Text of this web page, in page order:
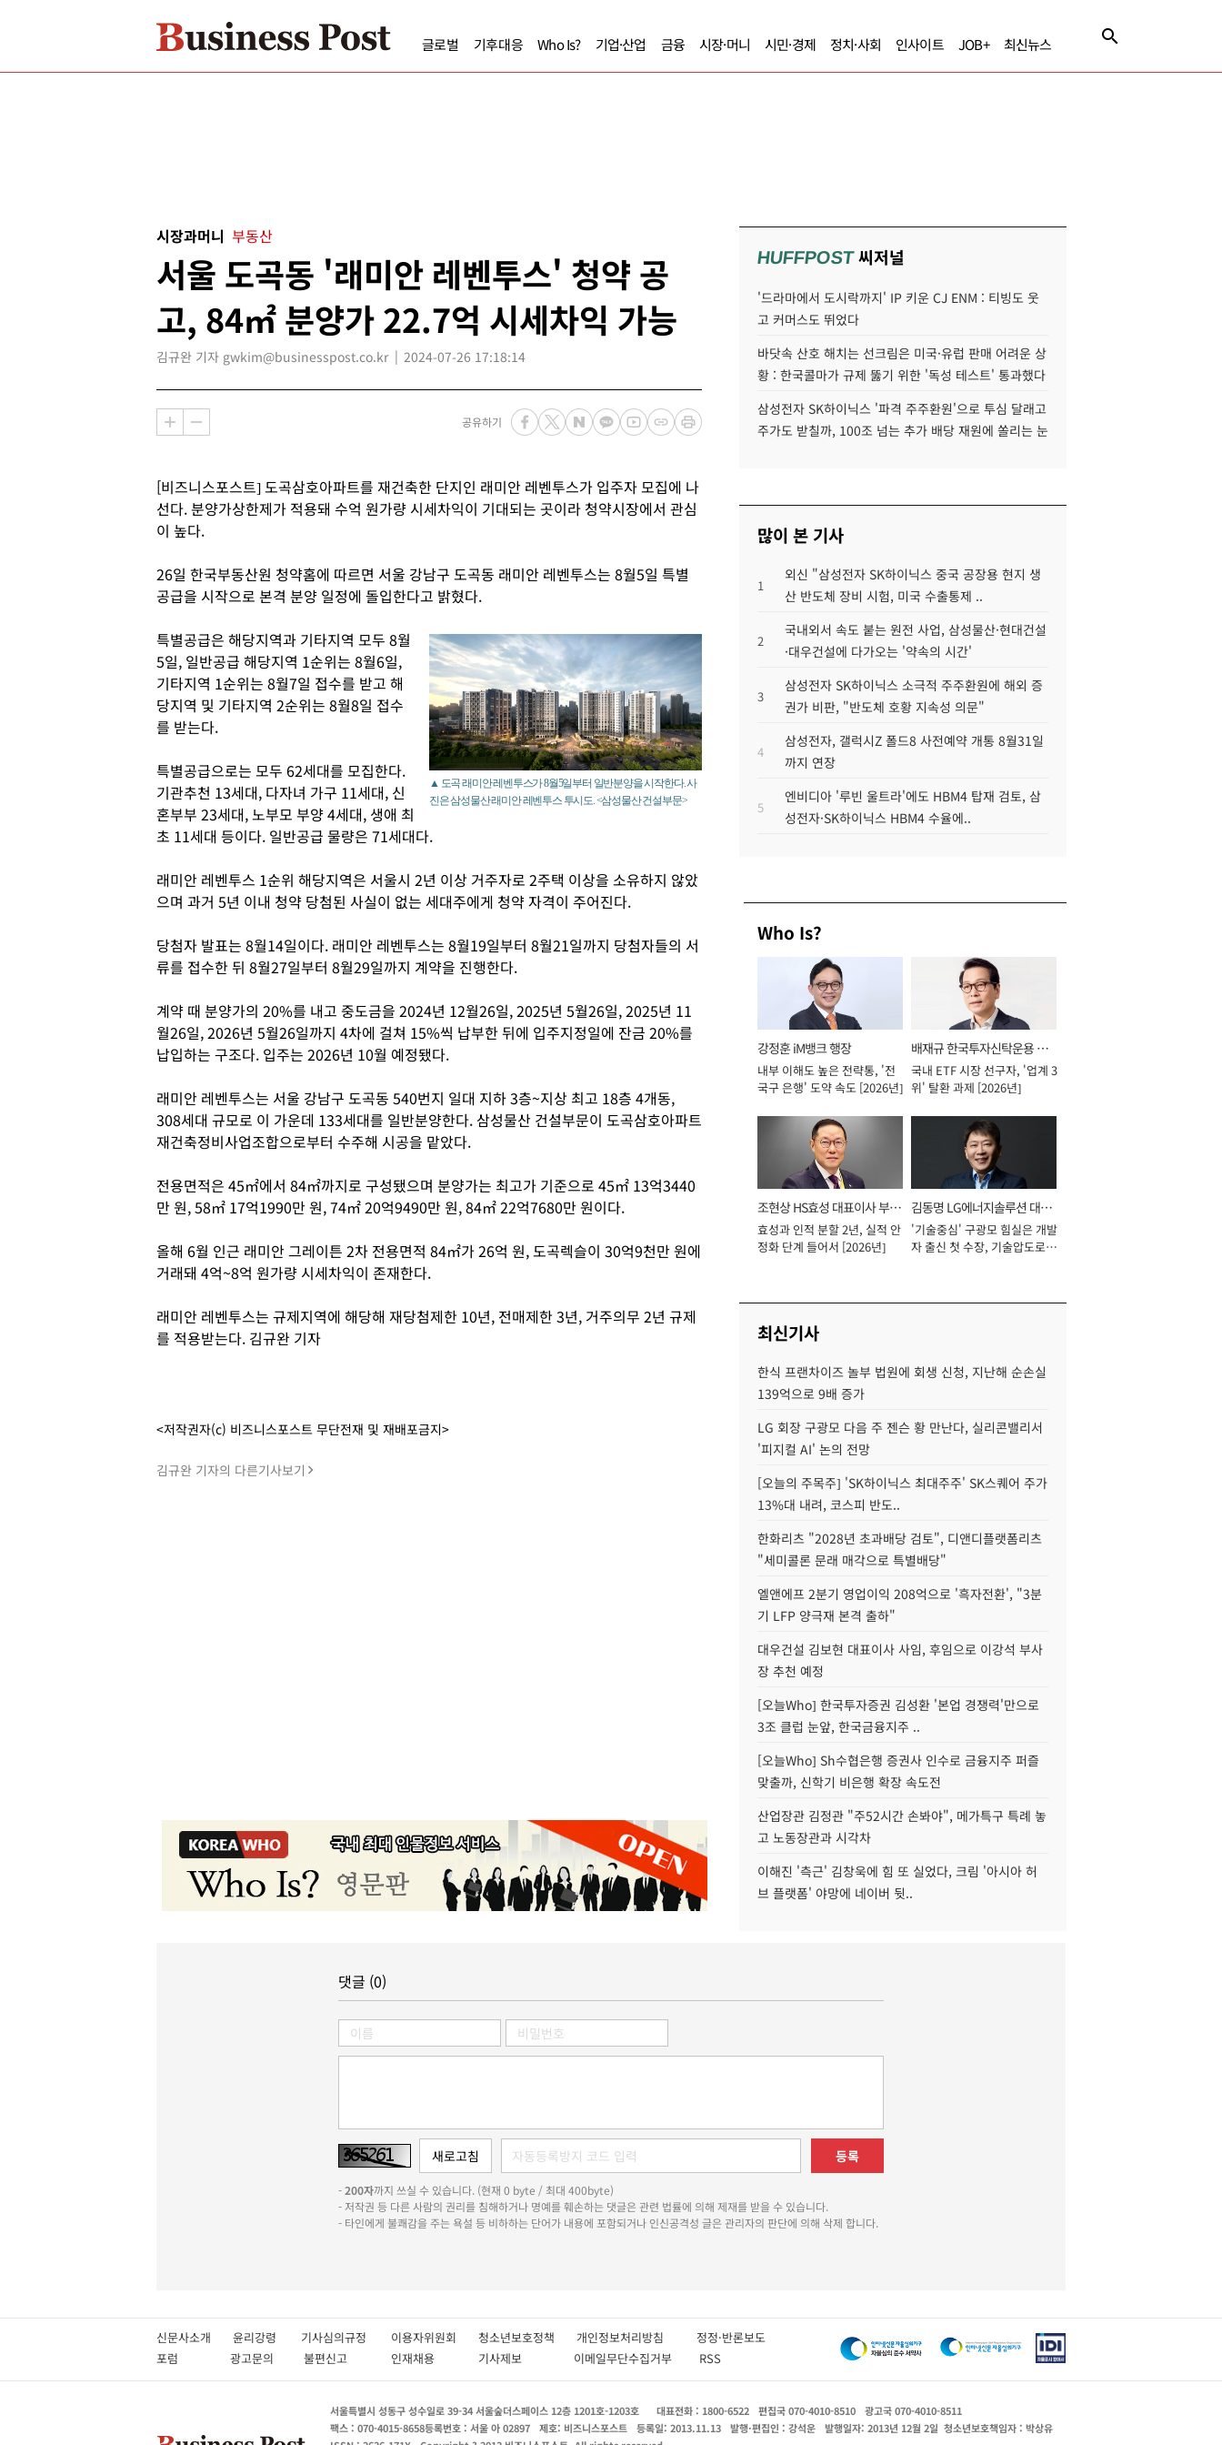
글로벌 기후대응 Who Is? 기업·산업 금융 시장·머니 시민·경제 정치·사회 인사이트 JOB+ 최신뉴스
시장과머니 부동산
서울 도곡동 '래미안 레벤투스' 청약 공
고, 84㎡ 분양가 22.7억 시세차익 가능
김규완 기자 gwkim@businesspost.co.kr 2024-07-26 17:18:14
공유하기
[비즈니스포스트] 도곡삼호아파트를 재건축한 단지인 래미안 레벤투스가 입주자 모집에 나
선다. 분양가상한제가 적용돼 수억 원가량 시세차익이 기대되는 곳이라 청약시장에서 관심
이 높다.
26일 한국부동산원 청약홈에 따르면 서울 강남구 도곡동 래미안 레벤투스는 8월5일 특별
공급을 시작으로 본격 분양 일정에 돌입한다고 밝혔다.
▲ 도곡 래미안 레벤투스가 8월5일부터 일반분양을 시작한다. 사
진은 삼성물산 래미안 레벤투스 투시도. <삼성물산 건설부문>
특별공급은 해당지역과 기타지역 모두 8월
5일, 일반공급 해당지역 1순위는 8월6일,
기타지역 1순위는 8월7일 접수를 받고 해
당지역 및 기타지역 2순위는 8월8일 접수
를 받는다.
특별공급으로는 모두 62세대를 모집한다.
기관추천 13세대, 다자녀 가구 11세대, 신
혼부부 23세대, 노부모 부양 4세대, 생애 최
초 11세대 등이다. 일반공급 물량은 71세대다.
래미안 레벤투스 1순위 해당지역은 서울시 2년 이상 거주자로 2주택 이상을 소유하지 않았
으며 과거 5년 이내 청약 당첨된 사실이 없는 세대주에게 청약 자격이 주어진다.
당첨자 발표는 8월14일이다. 래미안 레벤투스는 8월19일부터 8월21일까지 당첨자들의 서
류를 접수한 뒤 8월27일부터 8월29일까지 계약을 진행한다.
계약 때 분양가의 20%를 내고 중도금을 2024년 12월26일, 2025년 5월26일, 2025년 11
월26일, 2026년 5월26일까지 4차에 걸쳐 15%씩 납부한 뒤에 입주지정일에 잔금 20%를
납입하는 구조다. 입주는 2026년 10월 예정됐다.
래미안 레벤투스는 서울 강남구 도곡동 540번지 일대 지하 3층~지상 최고 18층 4개동,
308세대 규모로 이 가운데 133세대를 일반분양한다. 삼성물산 건설부문이 도곡삼호아파트
재건축정비사업조합으로부터 수주해 시공을 맡았다.
전용면적은 45㎡에서 84㎡까지로 구성됐으며 분양가는 최고가 기준으로 45㎡ 13억3440
만 원, 58㎡ 17억1990만 원, 74㎡ 20억9490만 원, 84㎡ 22억7680만 원이다.
올해 6월 인근 래미안 그레이튼 2차 전용면적 84㎡가 26억 원, 도곡렉슬이 30억9천만 원에
거래돼 4억~8억 원가량 시세차익이 존재한다.
래미안 레벤투스는 규제지역에 해당해 재당첨제한 10년, 전매제한 3년, 거주의무 2년 규제
를 적용받는다. 김규완 기자
<저작권자(c) 비즈니스포스트 무단전재 및 재배포금지>
김규완 기자의 다른기사보기
HUFFPOST씨저널
'드라마에서 도시락까지' IP 키운 CJ ENM : 티빙도 웃
고 커머스도 뛰었다
바닷속 산호 해치는 선크림은 미국·유럽 판매 어려운 상
황 : 한국콜마가 규제 뚫기 위한 '독성 테스트' 통과했다
삼성전자 SK하이닉스 '파격 주주환원'으로 투심 달래고
주가도 받칠까, 100조 넘는 추가 배당 재원에 쏠리는 눈
많이 본 기사
1
외신 "삼성전자 SK하이닉스 중국 공장용 현지 생
산 반도체 장비 시험, 미국 수출통제 ..
2
국내외서 속도 붙는 원전 사업, 삼성물산·현대건설
·대우건설에 다가오는 '약속의 시간'
3
삼성전자 SK하이닉스 소극적 주주환원에 해외 증
권가 비판, "반도체 호황 지속성 의문"
4
삼성전자, 갤럭시Z 폴드8 사전예약 개통 8월31일
까지 연장
5
엔비디아 '루빈 울트라'에도 HBM4 탑재 검토, 삼
성전자·SK하이닉스 HBM4 수율에..
Who Is?
강정훈 iM뱅크 행장
내부 이해도 높은 전략통, '전
국구 은행' 도약 속도 [2026년]
배재규 한국투자신탁운용 대
표이사 사장
국내 ETF 시장 선구자, '업계 3
위' 탈환 과제 [2026년]
조현상 HS효성 대표이사 부회
장
효성과 인적 분할 2년, 실적 안
정화 단계 들어서 [2026년]
김동명 LG에너지솔루션 대표
이사 사장
'기술중심' 구광모 힘실은 개발
자 출신 첫 수장, 기술압도로
최신기사
한식 프랜차이즈 놀부 법원에 회생 신청, 지난해 순손실
139억으로 9배 증가
LG 회장 구광모 다음 주 젠슨 황 만난다, 실리콘밸리서
'피지컬 AI' 논의 전망
[오늘의 주목주] 'SK하이닉스 최대주주' SK스퀘어 주가
13%대 내려, 코스피 반도..
한화리츠 "2028년 초과배당 검토", 디앤디플랫폼리츠
"세미콜론 문래 매각으로 특별배당"
엘앤에프 2분기 영업이익 208억으로 '흑자전환', "3분
기 LFP 양극재 본격 출하"
대우건설 김보현 대표이사 사임, 후임으로 이강석 부사
장 추천 예정
[오늘Who] 한국투자증권 김성환 '본업 경쟁력'만으로
3조 클럽 눈앞, 한국금융지주 ..
[오늘Who] Sh수협은행 증권사 인수로 금융지주 퍼즐
맞출까, 신학기 비은행 확장 속도전
산업장관 김정관 "주52시간 손봐야", 메가특구 특례 놓
고 노동장관과 시각차
이해진 '측근' 김창욱에 힘 또 실었다, 크림 '아시아 허
브 플랫폼' 야망에 네이버 뒷..
댓글 (0)
등록
-200자까지 쓰실 수 있습니다. (현재 0 byte / 최대 400byte)
- 저작권 등 다른 사람의 권리를 침해하거나 명예를 훼손하는 댓글은 관련 법률에 의해 제재를 받을 수 있습니다.
- 타인에게 불쾌감을 주는 욕설 등 비하하는 단어가 내용에 포함되거나 인신공격성 글은 관리자의 판단에 의해 삭제 합니다.
신문사소개 윤리강령 기사심의규정 이용자위원회 청소년보호정책 개인정보처리방침 정정·반론보도
포럼
광고문의 불편신고 인재채용 기사제보 이메일무단수집거부 RSS
서울특별시 성동구 성수일로 39-34 서울숲더스페이스 12층 1201호-1203호 대표전화 : 1800-6522 편집국 070-4010-8510
광고국 070-4010-8511
팩스 : 070-4015-8658등록번호 : 서울 아 02897 제호: 비즈니스포스트 등록일: 2013.11.13 발행·편집인 : 강석운 발행일자: 2013년 12월 2일 청소년보호책임자 : 박상유